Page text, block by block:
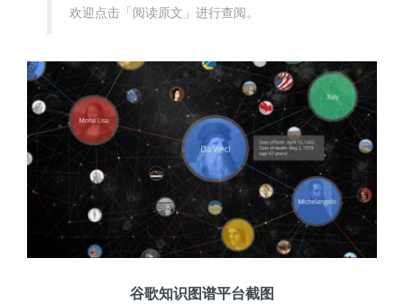
欢迎点击「阅读原文」进行查阅。
谷歌知识图谱平台截图